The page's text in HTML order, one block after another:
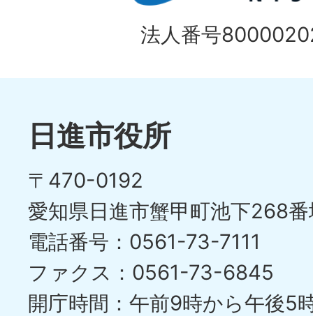
ド
の
イ
目
の
ス
ラ
イ
ド
法人番号
日進市役所
〒470-0192
愛知県日進市蟹甲町池下268
電話番号：0561-73-7111
ファクス：0561-73-6845
開庁時間：午前9時から午後5